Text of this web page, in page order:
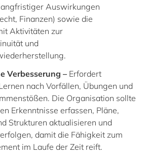
Auswirkungen
Finanzen) sowie die
Aktivitäten zur
und
Verbesserung – Erfordert
nach Vorfällen, Übungen und
Die Organisation sollte
Erkenntnisse erfassen, Pläne,
Strukturen aktualisieren und
damit die Fähigkeit zum
im Laufe der Zeit reift.